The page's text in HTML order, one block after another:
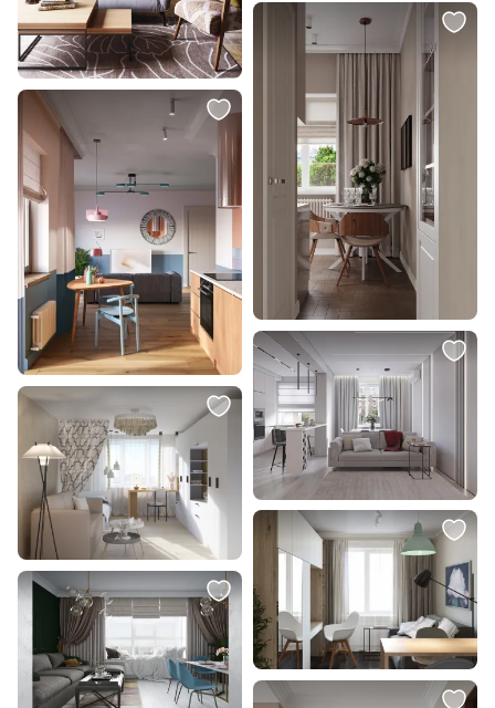
Подвесной светильник Freya
Modern Eleon IP20 60W Латунь
FR5218PL-01BS
В корзину
Подвесной светильник Mantra
KAZZ 8139
В корзину
21 500 ₽
Потолочная люстра Favourite
Trikoniya E14 2600-2900К
(теплый) 40W 3089-6P
В корзину
4 940 ₽
Светильник напольный с
выключателем на проводе
Ambrella TRADITIONAL 40W E27
220V TR97655В корзину
13 230 ₽
Напольный светильник Ambrella
TRADITIONAL 40W E27 220V
TR8155
В корзину
18 500 ₽
Светильник подвесной Stilfort
Shardin / Шардин 2165/09/05P
В корзину